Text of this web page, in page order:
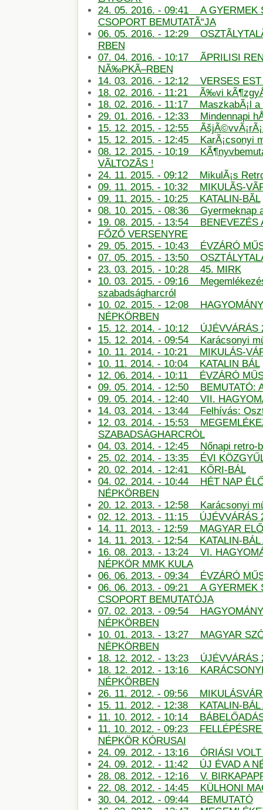
24. 05. 2016. - 09:41 A GYERMEK
CSOPORT BEMUTATÃ“JA
06. 05. 2016. - 12:29
RBEN
07. 04. 2016. - 10:17 ÃPRILISI
NÃ‰PKÃ–RBEN
14. 03. 2016. - 12:12 VERSES
18. 02. 2016. - 11:21 Ã‰vi
18. 02. 2016. - 11:17 MaszkabÃ¡l a
29. 01. 2016. - 12:33 Mindennapi
15. 12. 2015. - 12:55
15. 12. 2015. - 12:45 KarÃ¡csonyi
08. 12. 2015. - 10:19
VÃLTOZÃS !
24. 11. 2015. - 09:12 MikulÃ¡s
09. 11. 2015. - 10:32 MIKULÃS-
09. 11. 2015. - 10:25 KATALIN-BÃL
08. 10. 2015. - 08:36 Gyermeknap
19. 08. 2015. - 13:54 BENEVEZÉS
FŐZŐ VERSENYRE
29. 05. 2015. - 10:43 ÉVZÁRÓ
07. 05. 2015. - 13:50
23. 03. 2015. - 10:28 45. MIRK
10. 03. 2015. - 09:16
szabadságharcról
10. 02. 2015. - 12:08
NÉPKÖRBEN
15. 12. 2014. - 10:12 ÚJÉVVÁRÁS
15. 12. 2014. - 09:54 Karácsonyi
10. 11. 2014. - 10:21 MIKULÁS-
10. 11. 2014. - 10:04 KATALIN BÁL
12. 06. 2014. - 10:11 ÉVZÁRÓ
09. 05. 2014. - 12:50 BEMUTATÓ:
09. 05. 2014. - 12:40 VII.
14. 03. 2014. - 13:44 Felhívás:
12. 03. 2014. - 15:53
SZABADSÁGHARCRÓL
04. 03. 2014. - 12:45 Nőnapi retro-
25. 02. 2014. - 13:35 ÉVI
20. 02. 2014. - 12:41 KŐRI-BÁL
04. 02. 2014. - 10:44 HÉT NAP
NÉPKÖRBEN
20. 12. 2013. - 12:58 Karácsonyi
02. 12. 2013. - 11:15 ÚJÉVVÁRÁS
14. 11. 2013. - 12:59 MAGYAR
14. 11. 2013. - 12:54 KATALIN-BÁL
16. 08. 2013. - 13:24 VI.
NÉPKÖR MMK KULA
06. 06. 2013. - 09:34 ÉVZÁRÓ
06. 06. 2013. - 09:21 A GYERMEK
CSOPORT BEMUTATÓJA
07. 02. 2013. - 09:54
NÉPKÖRBEN
10. 01. 2013. - 13:27 MAGYAR
NÉPKÖRBEN
18. 12. 2012. - 13:23 ÚJÉVVÁRÁS
18. 12. 2012. - 13:16
NÉPKÖRBEN
26. 11. 2012. - 09:56
15. 11. 2012. - 12:38 KATALIN-BÁL
11. 10. 2012. - 10:14
11. 10. 2012. - 09:23 FELLÉPÉSRE
NÉPKÖR KÓRUSAI
24. 09. 2012. - 13:16 ÓRIÁSI VOLT
24. 09. 2012. - 11:42 ÚJ ÉVAD A
28. 08. 2012. - 12:16 V.
22. 08. 2012. - 14:45 KÜLHONI
30. 04. 2012. - 09:44 BEMUTATÓ